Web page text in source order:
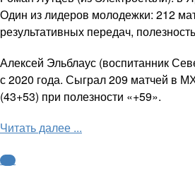
Один из лидеров молодежки: 212
результативных передач,
Алексей Эльблаус (воспитанник
с 2020 года. Сыграл 209 матчей в
(43+53) при полезности «+59».
Читать далее ...
КХЛ